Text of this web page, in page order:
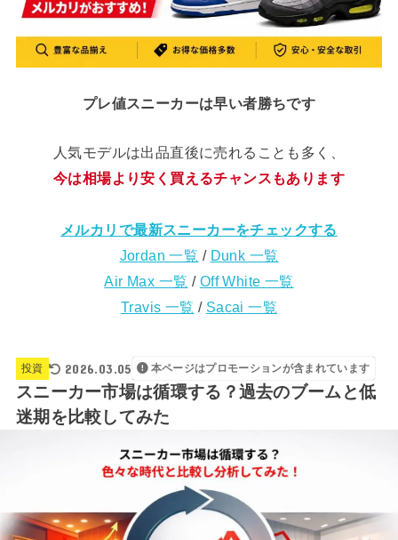
プレ値スニーカーは早い者勝ちです
人気モデルは出品直後に売れることも多く、
今は相場より安く買えるチャンスもあります
メルカリで最新スニーカーをチェックする
Jordan 一覧 / Dunk 一覧
Air Max 一覧 / Off White 一覧
Travis 一覧 / Sacai 一覧
投資 2026.03.05 本ページはプロモーションが含まれています
スニーカー市場は循環する？過去のブームと低
迷期を比較してみた